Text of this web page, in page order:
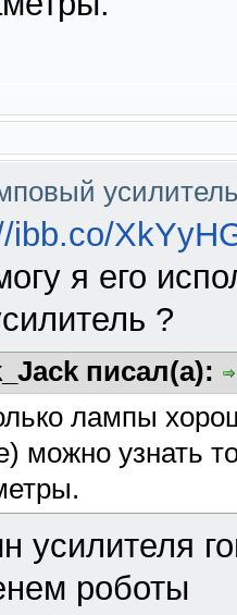
ibb.co/
я его
?
писал(а):
лампы
можно узнать
усилителя
роботы